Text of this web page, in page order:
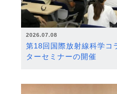
2026.07.08
第18回国際放射線科学コ
ターセミナーの開催